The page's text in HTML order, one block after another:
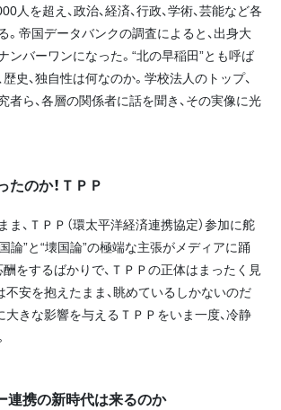
人を超え、政治、経済、行政、学術、芸能など各
。帝国データバンクの調査によると、出身大
ンバーワンになった。“北の早稲田”とも呼ば
史、独自性は何なのか。学校法人のトップ、
者ら、各層の関係者に話を聞き、その実像に光
たのか！ＴＰＰ
、ＴＰＰ（環太平洋経済連携協定）参加に舵
論”と“壊国論”の極端な主張がメディアに踊
酬をするばかりで、ＴＰＰの正体はまったく見
不安を抱えたまま、眺めているしかないのだ
大きな影響を与えるＴＰＰをいま一度、冷静
連携の新時代は来るのか